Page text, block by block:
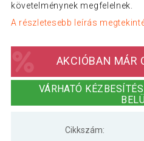
követelménynek megfelelnek.
A részletesebb leírás
AKCIÓBAN MÁR
VÁRHATÓ
Cikkszám: